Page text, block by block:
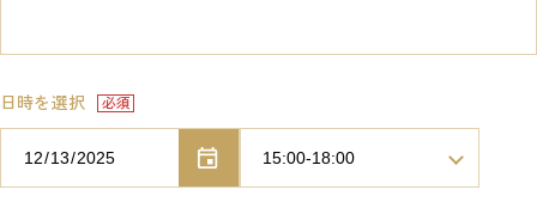
日時を選択